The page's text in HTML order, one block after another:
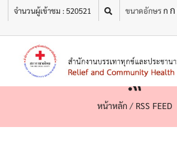
จำนวนผู้เข้าชม : 520521 ขนาดอักษรก ก
หน้าหลัก/ RSS FEED